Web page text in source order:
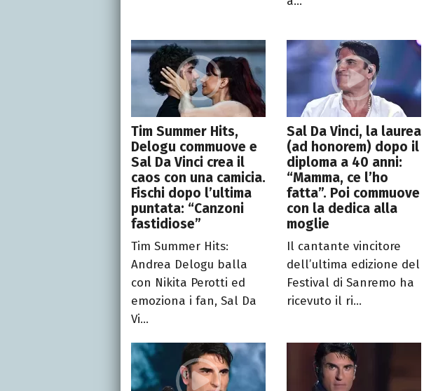
Tim Summer Hits,
Delogu commuove e
Sal Da Vinci crea il
caos con una camicia.
Fischi dopo l’ultima
puntata: “Canzoni
fastidiose”
Tim Summer Hits:
Andrea Delogu balla
con Nikita Perotti ed
emoziona i fan, Sal Da
Vi...
Sal Da Vinci, la laurea
(ad honorem) dopo il
diploma a 40 anni:
“Mamma, ce l’ho
fatta”. Poi commuove
con la dedica alla
moglie
Il cantante vincitore
dell’ultima edizione del
Festival di Sanremo ha
ricevuto il ri...